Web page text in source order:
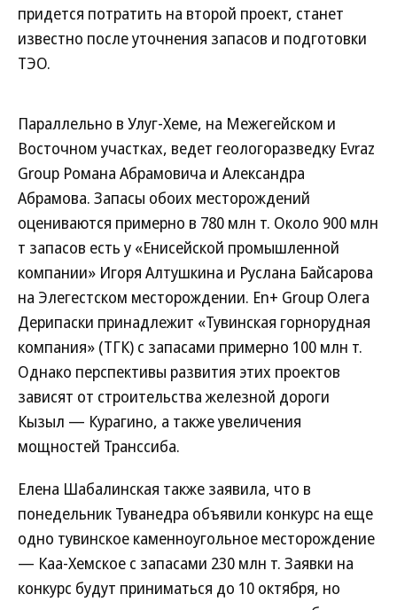
придется потратить на второй проект, станет
известно после уточнения запасов и подготовки
ТЭО.
Параллельно в Улуг-Хеме, на Межегейском и
Восточном участках, ведет геологоразведку Evraz
Group Романа Абрамовича и Александра
Абрамова. Запасы обоих месторождений
оцениваются примерно в 780 млн т. Около 900 млн
т запасов есть у «Енисейской промышленной
компании» Игоря Алтушкина и Руслана Байсарова
на Элегестском месторождении. En+ Group Олега
Дерипаски принадлежит «Тувинская горнорудная
компания» (ТГК) с запасами примерно 100 млн т.
Однако перспективы развития этих проектов
зависят от строительства железной дороги
Кызыл — Курагино, а также увеличения
мощностей Транссиба.
Елена Шабалинская также заявила, что в
понедельник Туванедра объявили конкурс на еще
одно тувинское каменноугольное месторождение
— Каа-Хемское с запасами 230 млн т. Заявки на
конкурс будут приниматься до 10 октября, но